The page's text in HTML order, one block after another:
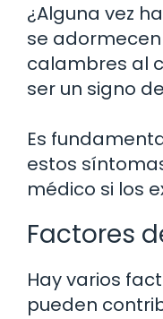
¿Alguna vez
se
calambres al
ser un signo de
Es
estos
médico si los
Factores
Hay varios
pueden